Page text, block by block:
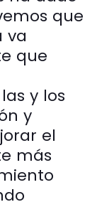
que
va
que
y los
y
el
más